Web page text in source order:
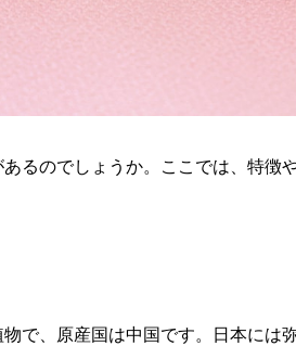
るのでしょうか。ここでは、特徴
で、原産国は中国です。日本には